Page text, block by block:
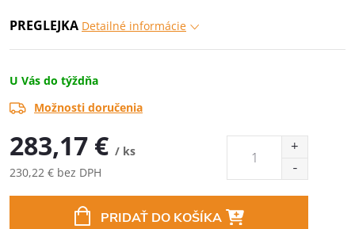
PREGLEJKA Detailné informácie
U Vás do týždňa
Možnosti doručenia
283,17 € / ks
230,22 € bez DPH
PRIDAŤ DO KOŠÍKA